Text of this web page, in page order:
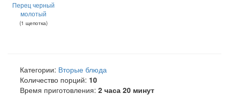
Перец черный
молотый
(1 щепотка)
Категории: Вторые блюда
Количество порций: 10
Время приготовления: 2 часа 20 минут